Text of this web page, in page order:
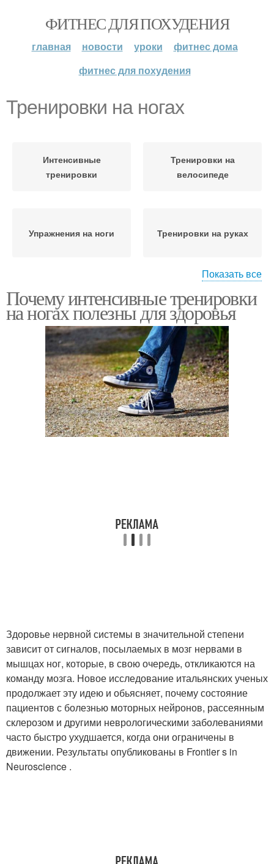
ФИТНЕС ДЛЯ ПОХУДЕНИЯ
главная новости уроки
фитнес дома
фитнес для похудения
Тренировки на ногах
Интенсивные
тренировки
Тренировки на
велосипеде
Упражнения на ноги Тренировки на руках
Тренировки на спине
Показать все
Почему интенсивные тренировки
на ногах полезны для здоровья
Здоровье нервной системы в значительной степени
зависит от сигналов, посылаемых в мозг нервами в
мышцах ног, которые, в свою очередь, откликаются на
команду мозга. Новое исследование итальянских ученых
продолжает эту идею и обьясняет, почему состояние
пациентов с болезнью моторных нейронов, рассеянным
склерозом и другими неврологическими заболеваниями
часто быстро ухудшается, когда они ограничены в
движении. Результаты опубликованы в Frontier s in
Neuroscience .